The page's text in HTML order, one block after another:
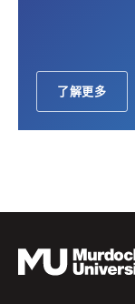
了解更多